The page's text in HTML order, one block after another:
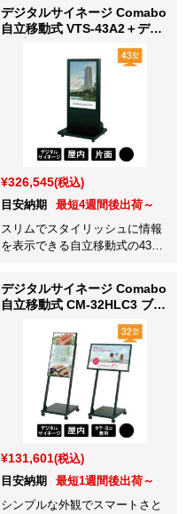
デジタルサイネージ Comabo
自立移動式 VTS-43A2＋ディ
スプレイ 43BDL4050Q/11 ブ
¥326,545(税込)
目安納期
最短4週間後出荷～
スリムでスタイリッシュに情報
を表示できる自立移動式の43型
デジタルサイネージ Comabo
自立移動式 CM-32HLC3 ブラ
¥131,601(税込)
目安納期
最短1週間後出荷～
シンプルな外観でスマートさと